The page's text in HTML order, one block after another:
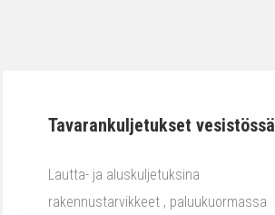
Tavarankuljetukset vesistössä
Lautta- ja aluskuljetuksina
rakennustarvikkeet , paluukuormassa